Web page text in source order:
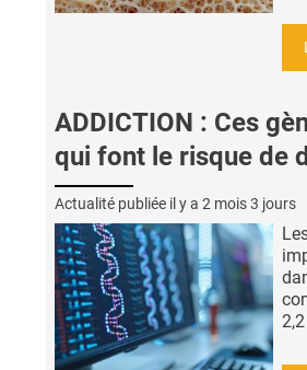
ADDICTION : Ces
qui font le risque de
Actualité publiée il y a 2 mois 3 jours